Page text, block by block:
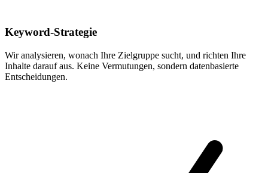
Keyword-Strategie
Wir analysieren, wonach Ihre Zielgruppe sucht, und richten Ihre
Inhalte darauf aus. Keine Vermutungen, sondern datenbasierte
Entscheidungen.